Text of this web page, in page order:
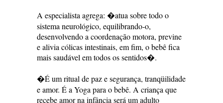
A especialista agrega: �atua sobre todo o
sistema neurológico, equilibrando-o,
desenvolvendo a coordenação motora, previne
e alivia cólicas intestinais, em fim, o bebê fica
mais saudável em todos os sentidos�.
�É um ritual de paz e segurança, tranqüilidade
e amor. É a Yoga para o bebê. A criança que
recebe amor na infância será um adulto